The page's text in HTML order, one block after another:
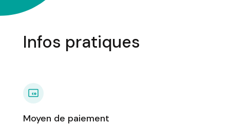
Infos pratiques
Moyen de paiement